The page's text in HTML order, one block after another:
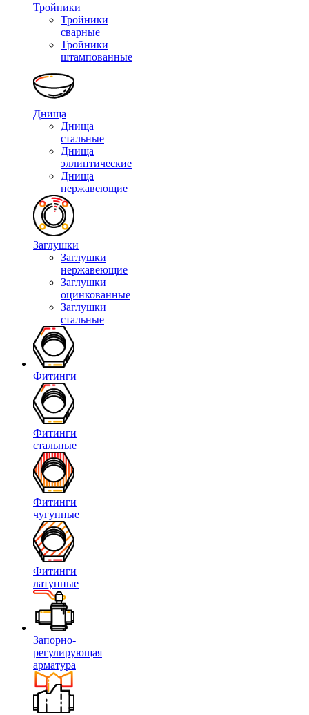
Тройники
Тройники
сварные
Тройники
штампованные
Днища
Днища
стальные
Днища
эллиптические
Днища
нержавеющие
Заглушки
Заглушки
нержавеющие
Заглушки
оцинкованные
Заглушки
стальные
Фитинги
Фитинги
стальные
Фитинги
чугунные
Фитинги
латунные
Запорно-
регулирующая
арматура